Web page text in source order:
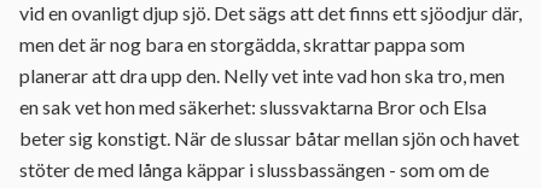
vid en ovanligt djup sjö. Det sägs att det finns ett sjöodjur där,
men det är nog bara en storgädda, skrattar pappa som
planerar att dra upp den. Nelly vet inte vad hon ska tro, men
en sak vet hon med säkerhet: slussvaktarna Bror och Elsa
beter sig konstigt. När de slussar båtar mellan sjön och havet
stöter de med långa käppar i slussbassängen - som om de